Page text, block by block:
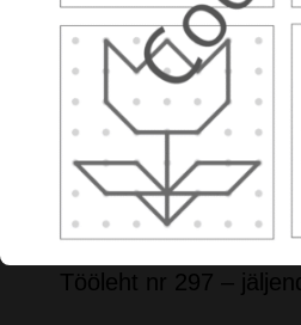
Tööleht nr 297 –